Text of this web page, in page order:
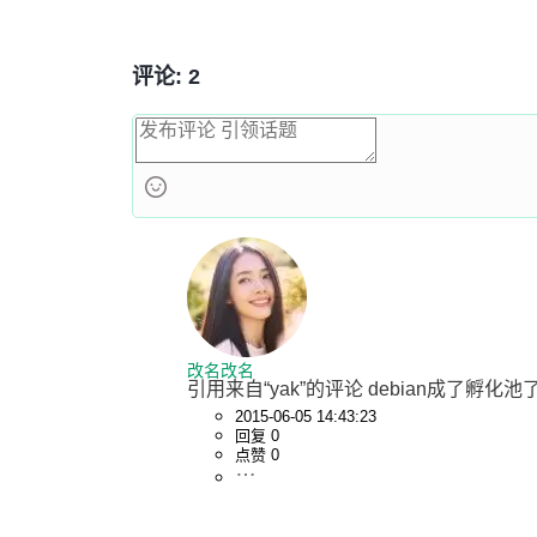
评论: 2
改名改名
引用来自“yak”的评论 debian成了孵化池
2015-06-05 14:43:23
回复 0
点赞 0